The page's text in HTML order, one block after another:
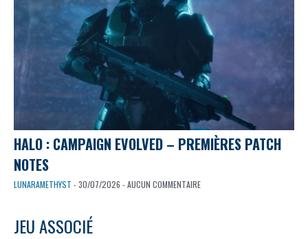
HALO : CAMPAIGN EVOLVED – PREMIÈRES PATCH
NOTES
LUNARAMETHYST - 30/07/2026 - AUCUN COMMENTAIRE
JEU ASSOCIÉ